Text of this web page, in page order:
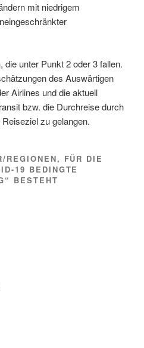
mit niedrigem
die unter Punkt 2 oder 3 fallen.
des Auswärtigen
Airlines und die aktuell
bzw. die Durchreise durch
zu gelangen.
REGIONEN, FÜR DIE
19 BEDINGTE
BESTEHT